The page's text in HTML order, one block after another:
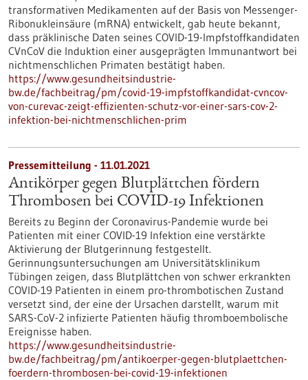
transformativen Medikamenten auf der Basis von Messenger-
Ribonukleinsäure (mRNA) entwickelt, gab heute bekannt,
dass präklinische Daten seines COVID-19-Impfstoffkandidaten
CVnCoV die Induktion einer ausgeprägten Immunantwort bei
nichtmenschlichen Primaten bestätigt haben.
https://www.gesundheitsindustrie-
bw.de/fachbeitrag/pm/covid-19-impfstoffkandidat-cvncov-
von-curevac-zeigt-effizienten-schutz-vor-einer-sars-cov-2-
infektion-bei-nichtmenschlichen-prim
Pressemitteilung - 11.01.2021
Antikörper gegen Blutplättchen fördern
Thrombosen bei COVID-19 Infektionen
Bereits zu Beginn der Coronavirus-Pandemie wurde bei
Patienten mit einer COVID-19 Infektion eine verstärkte
Aktivierung der Blutgerinnung festgestellt.
Gerinnungsuntersuchungen am Universitätsklinikum
Tübingen zeigen, dass Blutplättchen von schwer erkrankten
COVID-19 Patienten in einem pro-thrombotischen Zustand
versetzt sind, der eine der Ursachen darstellt, warum mit
SARS-CoV-2 infizierte Patienten häufig thromboembolische
Ereignisse haben.
https://www.gesundheitsindustrie-
bw.de/fachbeitrag/pm/antikoerper-gegen-blutplaettchen-
foerdern-thrombosen-bei-covid-19-infektionen